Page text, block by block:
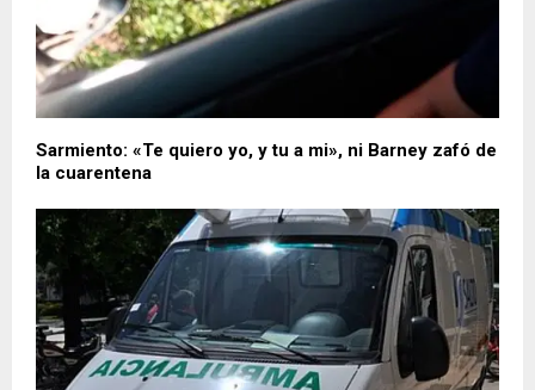
Sarmiento: «Te quiero yo, y tu a mi», ni Barney zafó de
la cuarentena